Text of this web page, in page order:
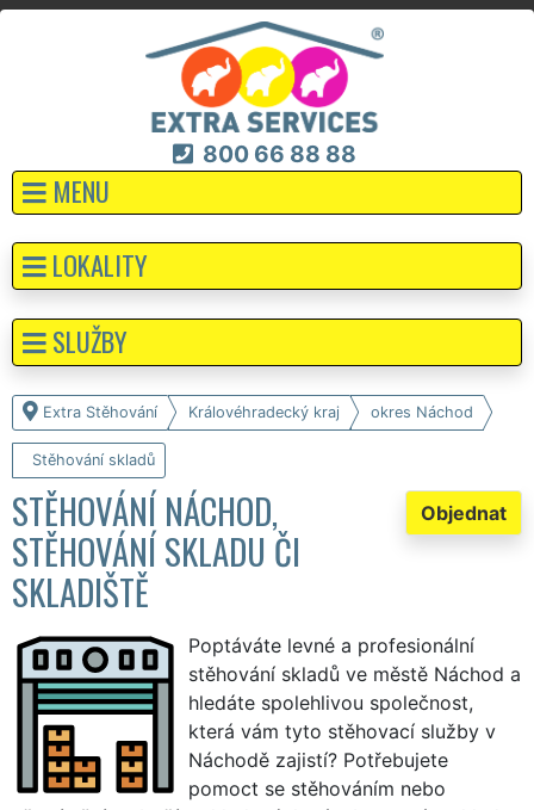
800 66 88 88
MENU
Extra Stěhování Královéhradecký kraj okres Náchod
Stěhování skladů
Objednat
STĚHOVÁNÍ NÁCHOD,
STĚHOVÁNÍ SKLADU ČI
SKLADIŠTĚ
Poptáváte levné a profesionální
stěhování skladů ve městě Náchod a
hledáte spolehlivou společnost,
která vám tyto stěhovací služby v
Náchodě zajistí? Potřebujete
pomoct se stěhováním nebo
LOKALITY
SLUŽBY